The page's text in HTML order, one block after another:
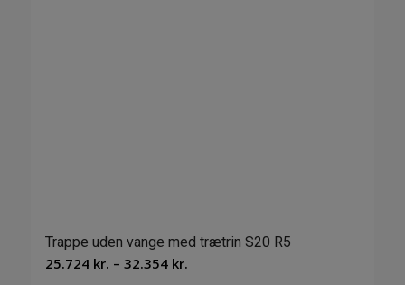
Trappe uden vange med trætrin S20 R5
25.724 kr. – 32.354 kr.